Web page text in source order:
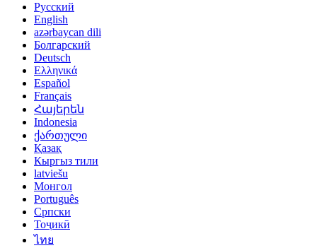
Русский
English
azərbaycan dili
Болгарский
Deutsch
Ελληνικά
Español
Français
Հայերեն
Indonesia
ქართული
Қазақ
Кыргыз тили
latviešu
Монгол
Português
Српски
Тоҷикӣ
ไทย